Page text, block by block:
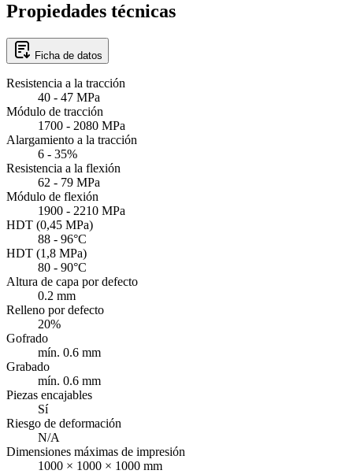
Propiedades técnicas
Ficha de datos
Resistencia a la tracción
40 - 47 MPa
Módulo de tracción
1700 - 2080 MPa
Alargamiento a la tracción
6 - 35%
Resistencia a la flexión
62 - 79 MPa
Módulo de flexión
1900 - 2210 MPa
HDT (0,45 MPa)
88 - 96°C
HDT (1,8 MPa)
80 - 90°C
Altura de capa por defecto
0.2 mm
Relleno por defecto
20%
Gofrado
mín. 0.6 mm
Grabado
mín. 0.6 mm
Piezas encajables
Sí
Riesgo de deformación
N/A
Dimensiones máximas de impresión
1000 × 1000 × 1000 mm